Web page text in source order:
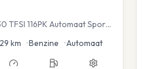
TFSI 116PK Automaat Sport
km •Benzine •Automaat